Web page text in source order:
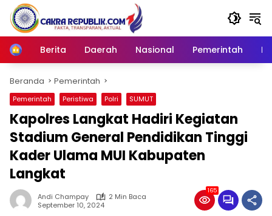
Langsung
konten
Home
Berita Daerah Nasional Pemerintah
Beranda Pemerintah
Pemerintah Peristiwa Polri SUMUT
Kapolres Langkat Hadiri Kegiatan
Stadium General Pendidikan Tinggi
Kader Ulama MUI Kabupaten
Langkat
Andi Champay
2 Min Baca
September 10, 2024
165